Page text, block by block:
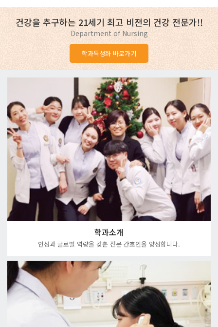
건강을 추구하는 21세기 최고 비전의 건강 전문가!!
Department of Nursing
학과특성화 바로가기
학과소개
인성과 글로벌 역량을 갖춘 전문 간호인을 양성합니다.